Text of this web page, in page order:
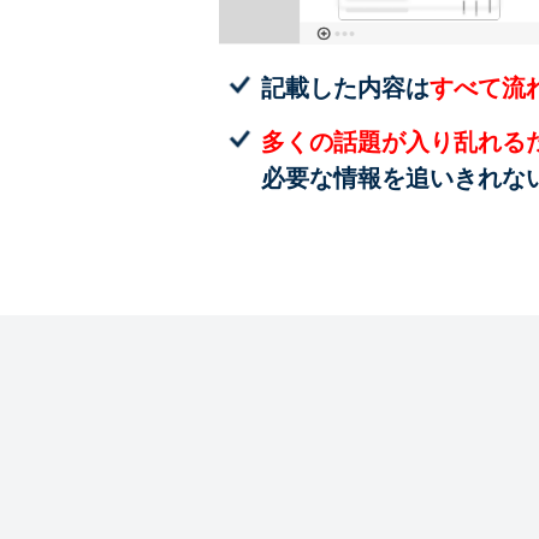
記載した内容はすべて流
多くの話題が入り乱れる
必要な情報を追いきれな